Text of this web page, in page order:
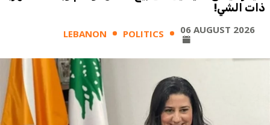
ذات الشي!
LEBANON POLITICS 06 AUGUST 2026